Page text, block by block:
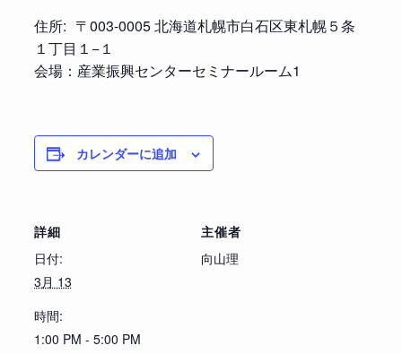
住所: 〒003-0005 北海道札幌市白石区東札幌５条
１丁目１−１
会場：産業振興センターセミナールーム1
カレンダーに追加
詳細
日付:
3月 13
時間:
1:00 PM - 5:00 PM
主催者
向山理